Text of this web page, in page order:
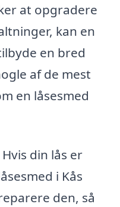
at opgradere
kan en
en bred
af de mest
en låsesmed
Hvis din lås er
i Kås
den, så